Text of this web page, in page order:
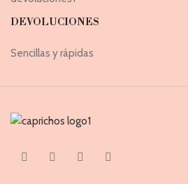
DEVOLUCIONES
Sencillas y rápidas